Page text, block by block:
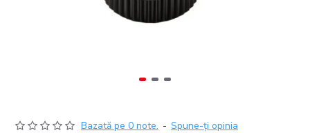
Bazată pe 0 note. - Spune-ţi opinia